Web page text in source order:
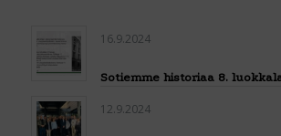
16.9.2024
Sotiemme historiaa 8.
12.9.2024